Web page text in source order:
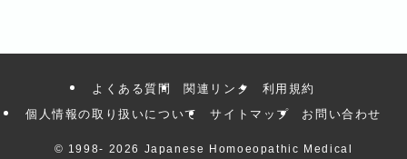
よくある質問 関連リンク
利用規約
個人情報の取り扱いについて
サイトマップ お問い合わせ
© 1998- 2026 Japanese Homoeopathic Medical